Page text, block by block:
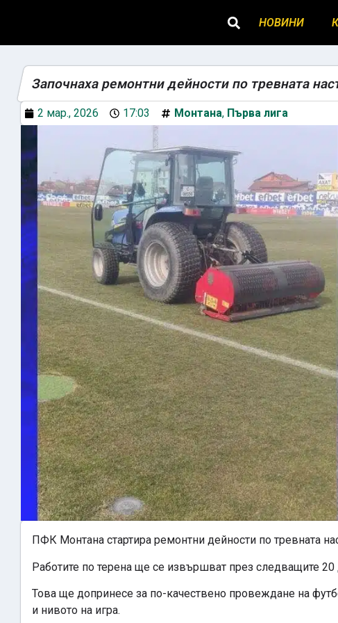
НОВИНИ
Започнаха ремонтни дейности по тревната
2 мар., 2026 17:03 Монтана, Първа лига
ПФК Монтана стартира ремонтни дейности по тревната
Работите по терена ще се извършват през следващите 20
Това ще допринесе за по-качествено провеждане на
и нивото на игра.